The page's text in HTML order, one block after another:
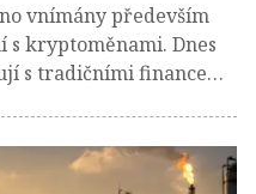
vnímány především
s kryptoměnami. Dnes
s tradičními financemi.
takzvaných Treasury
se tak stává nová